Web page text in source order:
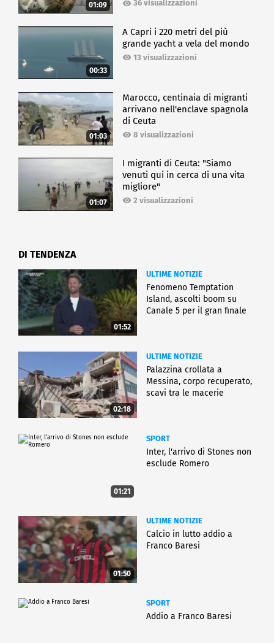
01:09 36 visualizzazioni
00:33
A Capri i 220 metri del più
grande yacht a vela del mondo
13 visualizzazioni
01:03
Marocco, centinaia di migranti
arrivano nell'enclave spagnola
di Ceuta
8 visualizzazioni
01:07
I migranti di Ceuta: "Siamo
venuti qui in cerca di una vita
migliore"
2 visualizzazioni
DI TENDENZA
01:52
ULTIME NOTIZIE
Fenomeno Temptation
Island, ascolti boom su
Canale 5 per il gran finale
02:18
ULTIME NOTIZIE
Palazzina crollata a
Messina, corpo recuperato,
scavi tra le macerie
01:21
SPORT
Inter, l'arrivo di Stones non
esclude Romero
01:50
ULTIME NOTIZIE
Calcio in lutto addio a
Franco Baresi
SPORT
Addio a Franco Baresi